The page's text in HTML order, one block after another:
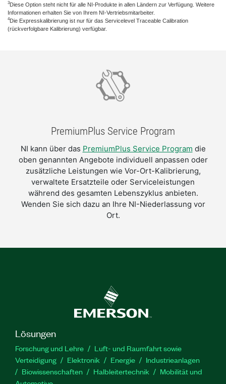
3Diese Option steht nicht für alle NI-Produkte in allen Ländern zur Verfügung. Weitere
Informationen erhalten Sie von Ihrem NI-Vertriebsmitarbeiter.
4Die Expresskalibrierung ist nur für das Servicelevel Traceable Calibration
(rückverfolgbare Kalibrierung) verfügbar.
PremiumPlus Service Program
NI kann über das PremiumPlus Service Program die
oben genannten Angebote individuell anpassen oder
zusätzliche Leistungen wie Vor-Ort-Kalibrierung,
verwaltete Ersatzteile oder Serviceleistungen
während des gesamten Lebenszyklus anbieten.
Wenden Sie sich dazu an Ihre NI-Niederlassung vor
Ort.
Lösungen
Forschung und Lehre
Luft- und Raumfahrt sowie
Verteidigung
Elektronik Energie
Industrieanlagen
Biowissenschaften
Halbleitertechnik
Mobilität und